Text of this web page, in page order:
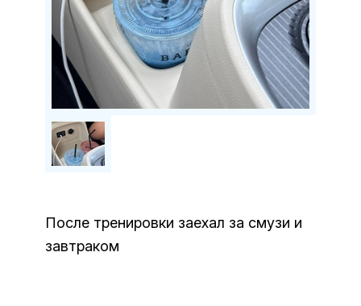
После тренировки заехал за смузи и
завтраком